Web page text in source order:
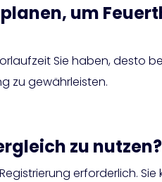
um
Sie haben, desto
zu gewährleisten.
zu nutzen?
erforderlich.